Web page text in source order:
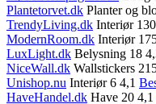
Plantetorvet.dk Planter og
TrendyLiving.dk Interiør
ModernRoom.dk Interiør
LuxLight.dk Belysning 18
NiceWall.dk Wallstickers
Unishop.nu Interiør 6 4,1
HaveHandel.dk Have 20 4,1